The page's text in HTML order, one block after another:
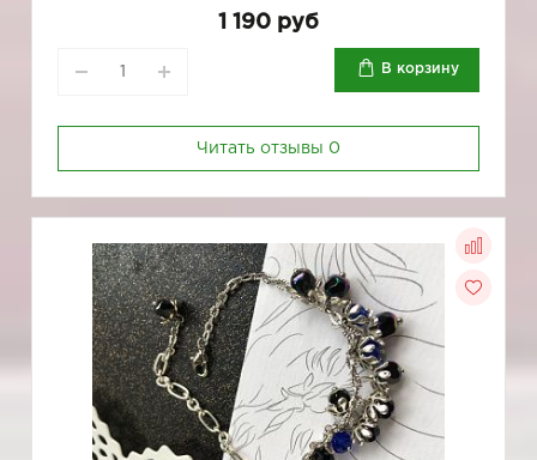
1 190 руб
В корзину
Читать отзывы 0